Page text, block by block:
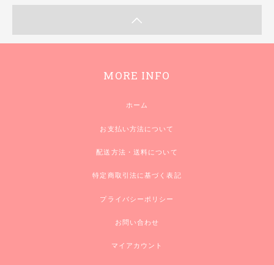
MORE INFO
ホーム
お支払い方法について
配送方法・送料について
特定商取引法に基づく表記
プライバシーポリシー
お問い合わせ
マイアカウント